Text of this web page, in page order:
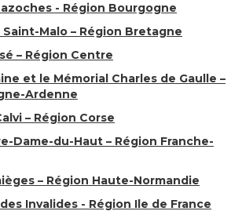
- Région Bourgogne
Malo – Région Bretagne
– Région Centre
et le Mémorial Charles de Gaulle –
Ardenne
– Région Corse
Dame-du-Haut – Région Franche-
– Région Haute-Normandie
Invalides - Région Ile de France